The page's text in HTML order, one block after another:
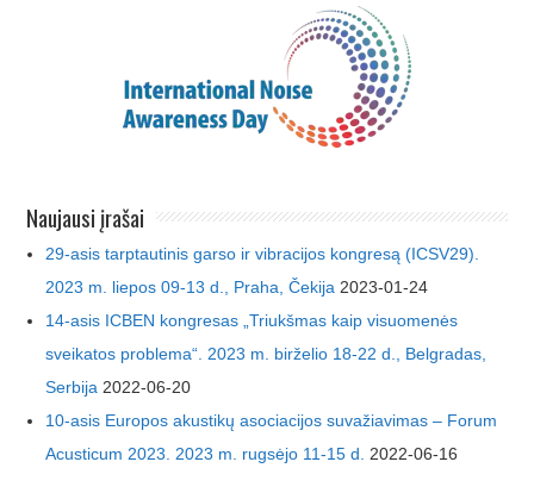
Naujausi įrašai
29-asis tarptautinis garso ir vibracijos kongresą (ICSV29).
2023 m. liepos 09-13 d., Praha, Čekija 2023-01-24
14-asis ICBEN kongresas „Triukšmas kaip visuomenės
sveikatos problema“. 2023 m. birželio 18-22 d., Belgradas,
Serbija 2022-06-20
10-asis Europos akustikų asociacijos suvažiavimas – Forum
Acusticum 2023. 2023 m. rugsėjo 11-15 d.
2022-06-16